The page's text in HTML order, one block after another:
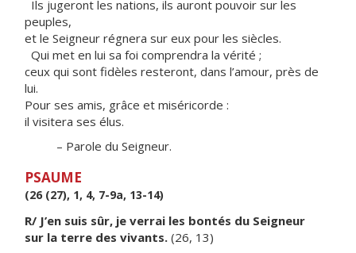
Ils jugeront les nations, ils auront pouvoir sur les
peuples,
et le Seigneur régnera sur eux pour les siècles.
Qui met en lui sa foi comprendra la vérité ;
ceux qui sont fidèles resteront, dans l’amour, près de
lui.
Pour ses amis, grâce et miséricorde :
il visitera ses élus.
– Parole du Seigneur.
PSAUME
(26 (27), 1, 4, 7-9a, 13-14)
R/ J’en suis sûr, je verrai les bontés du Seigneur
sur la terre des vivants. (26, 13)